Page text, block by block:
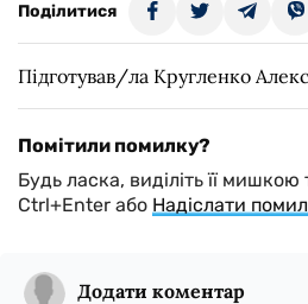
Поділитися
Підготував/ла Кругленко
Помітили помилку?
Будь ласка, виділіть її мишкою
Ctrl+Enter або Надіслати
Додати коментар